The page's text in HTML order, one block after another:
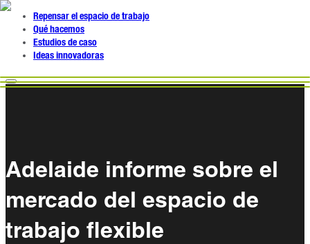
Repensar el espacio de trabajo
Qué hacemos
Estudios de caso
Ideas innovadoras
Adelaide informe sobre el
mercado del espacio de
trabajo flexible